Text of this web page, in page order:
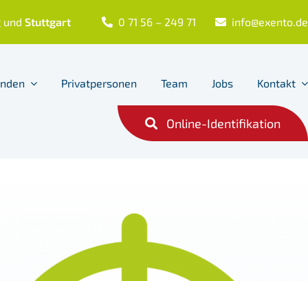
und Stuttgart 0 71 56 – 249 71 info@exento.de
Privatpersonen Team Jobs Kontakt
Online-Identifikation